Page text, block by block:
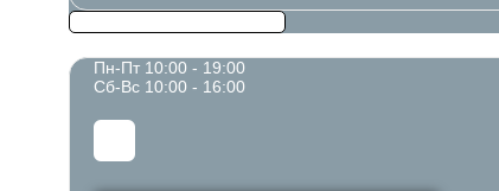
Пн-Пт 10:00 - 19:00
Сб-Вс 10:00 - 16:00